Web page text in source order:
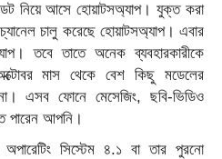
নিয়ে আসে হোয়াটসঅ্যাপ। যুক্ত করা
চালু করেছে হোয়াটসঅ্যাপ। এবার
তবে তাতে অনেক ব্যবহারকারীকে
মাস থেকে বেশ কিছু মডেলের
না। এসব ফোনে মেসেজিং, ছবি-ভিডিও
পারেন আপনি।
সিস্টেম ৪.১ বা তার পুরনো